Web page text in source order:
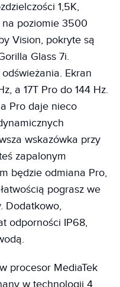
1,5K,
na poziomie 3500
Vision, pokryte są
Glass 7i.
Ekran
a 17T Pro do 144 Hz.
Pro daje nieco
wskazówka przy
zapalonym
będzie odmiana Pro,
pograsz we
Dodatkowo,
odporności IP68,
procesor MediaTek
w technologii 4